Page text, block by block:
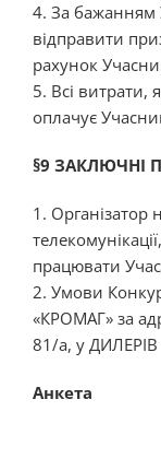
4. За бажанням
відправити
рахунок
5. Всі витрати,
оплачує
§9 ЗАКЛЮЧНІ
1. Організатор
працювати
2. Умови
«КРОМАГ» за
81/а, у ДИЛЕРІВ
Анкета